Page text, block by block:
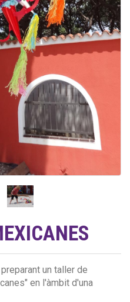
preparant un taller de
en l'àmbit d'una